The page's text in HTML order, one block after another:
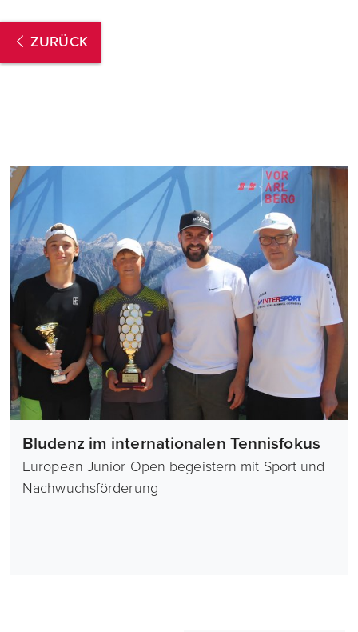
ZURÜCK
Bludenz im internationalen Tennisfokus
European Junior Open begeistern mit Sport und
Nachwuchsförderung